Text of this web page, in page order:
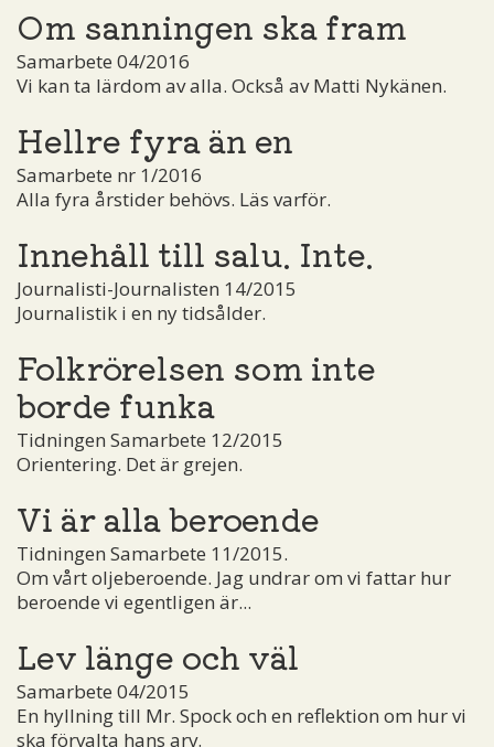
Om sanningen ska fram
Samarbete 04/2016
Vi kan ta lärdom av alla. Också av Matti Nykänen.
Hellre fyra än en
Samarbete nr 1/2016
Alla fyra årstider behövs. Läs varför.
Innehåll till salu. Inte.
Journalisti-Journalisten 14/2015
Journalistik i en ny tidsålder.
Folkrörelsen som inte
borde funka
Tidningen Samarbete 12/2015
Orientering. Det är grejen.
Vi är alla beroende
Tidningen Samarbete 11/2015.
Om vårt oljeberoende. Jag undrar om vi fattar hur
beroende vi egentligen är...
Lev länge och väl
Samarbete 04/2015
En hyllning till Mr. Spock och en reflektion om hur vi
ska förvalta hans arv.